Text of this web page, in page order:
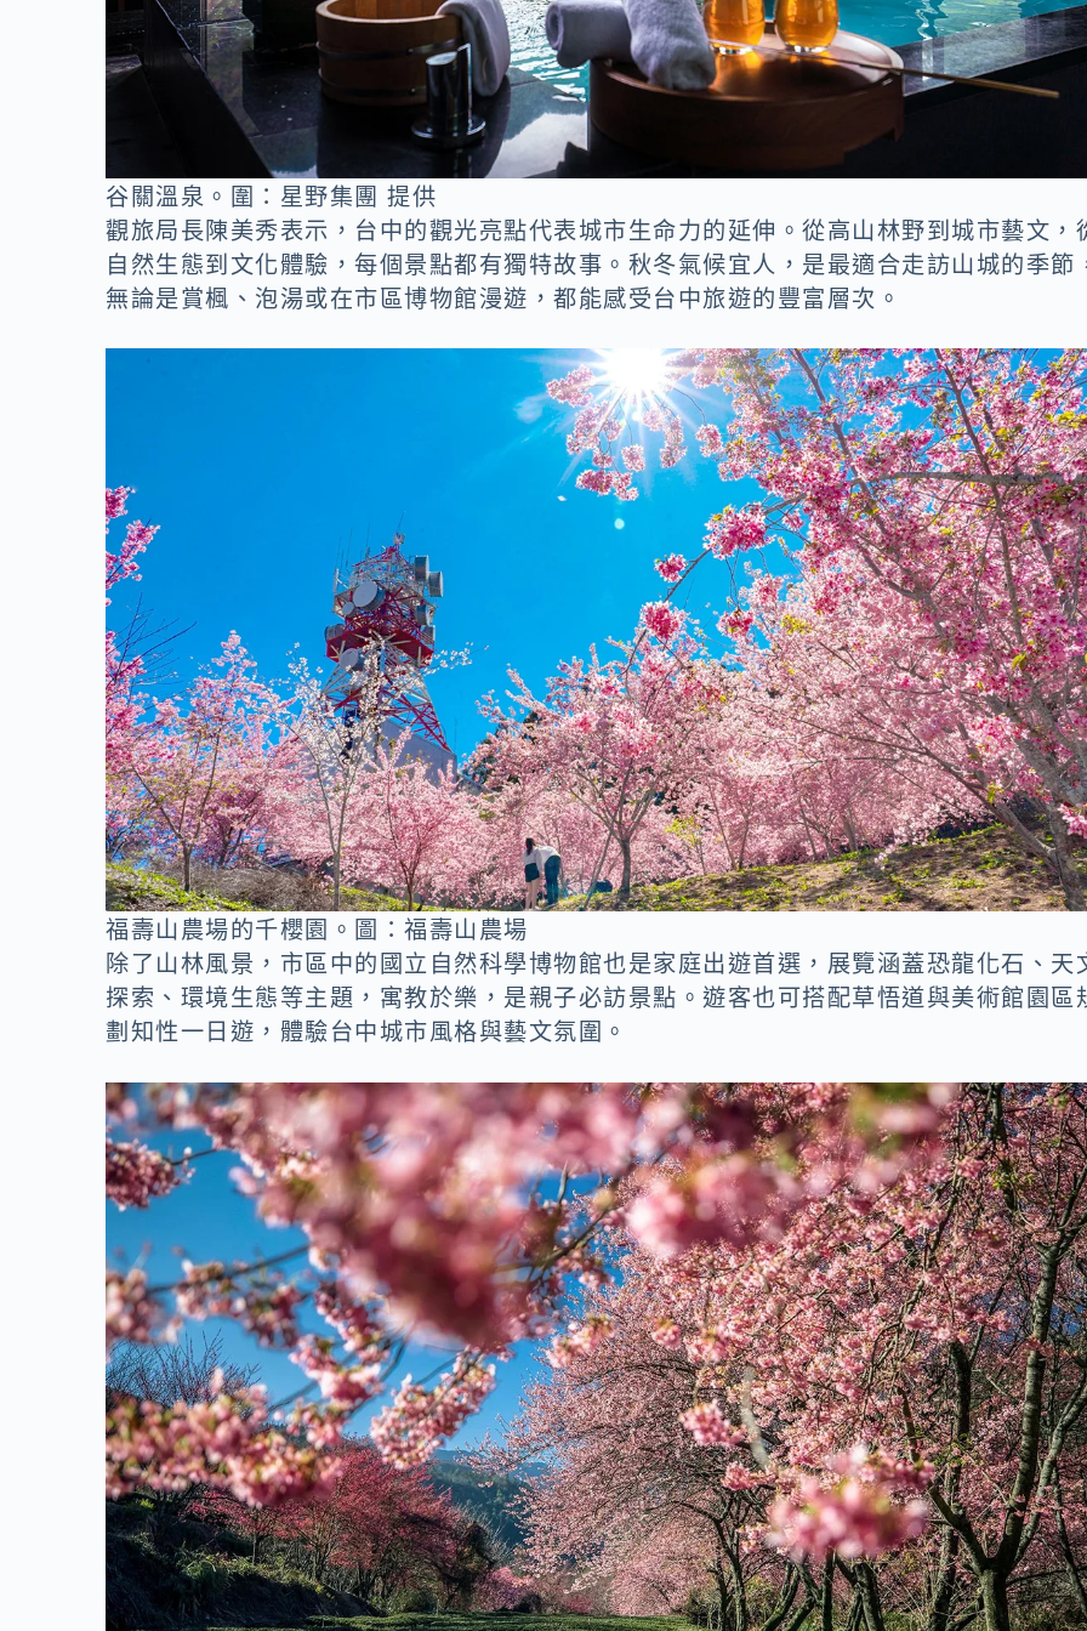
谷關溫泉。圍：星野集團 提供
觀旅局長陳美秀表示，台中的觀光亮點代表城市生命力的延伸。從高山林野到城市藝文，
自然生態到文化體驗，每個景點都有獨特故事。秋冬氣候宜人，是最適合走訪山城的季節
無論是賞楓、泡湯或在市區博物館漫遊，都能感受台中旅遊的豐富層次。
福壽山農場的千櫻園。圖：福壽山農場
除了山林風景，市區中的國立自然科學博物館也是家庭出遊首選，展覽涵蓋恐龍化石、天
探索、環境生態等主題，寓教於樂，是親子必訪景點。遊客也可搭配草悟道與美術館園區
劃知性一日遊，體驗台中城市風格與藝文氛圍。